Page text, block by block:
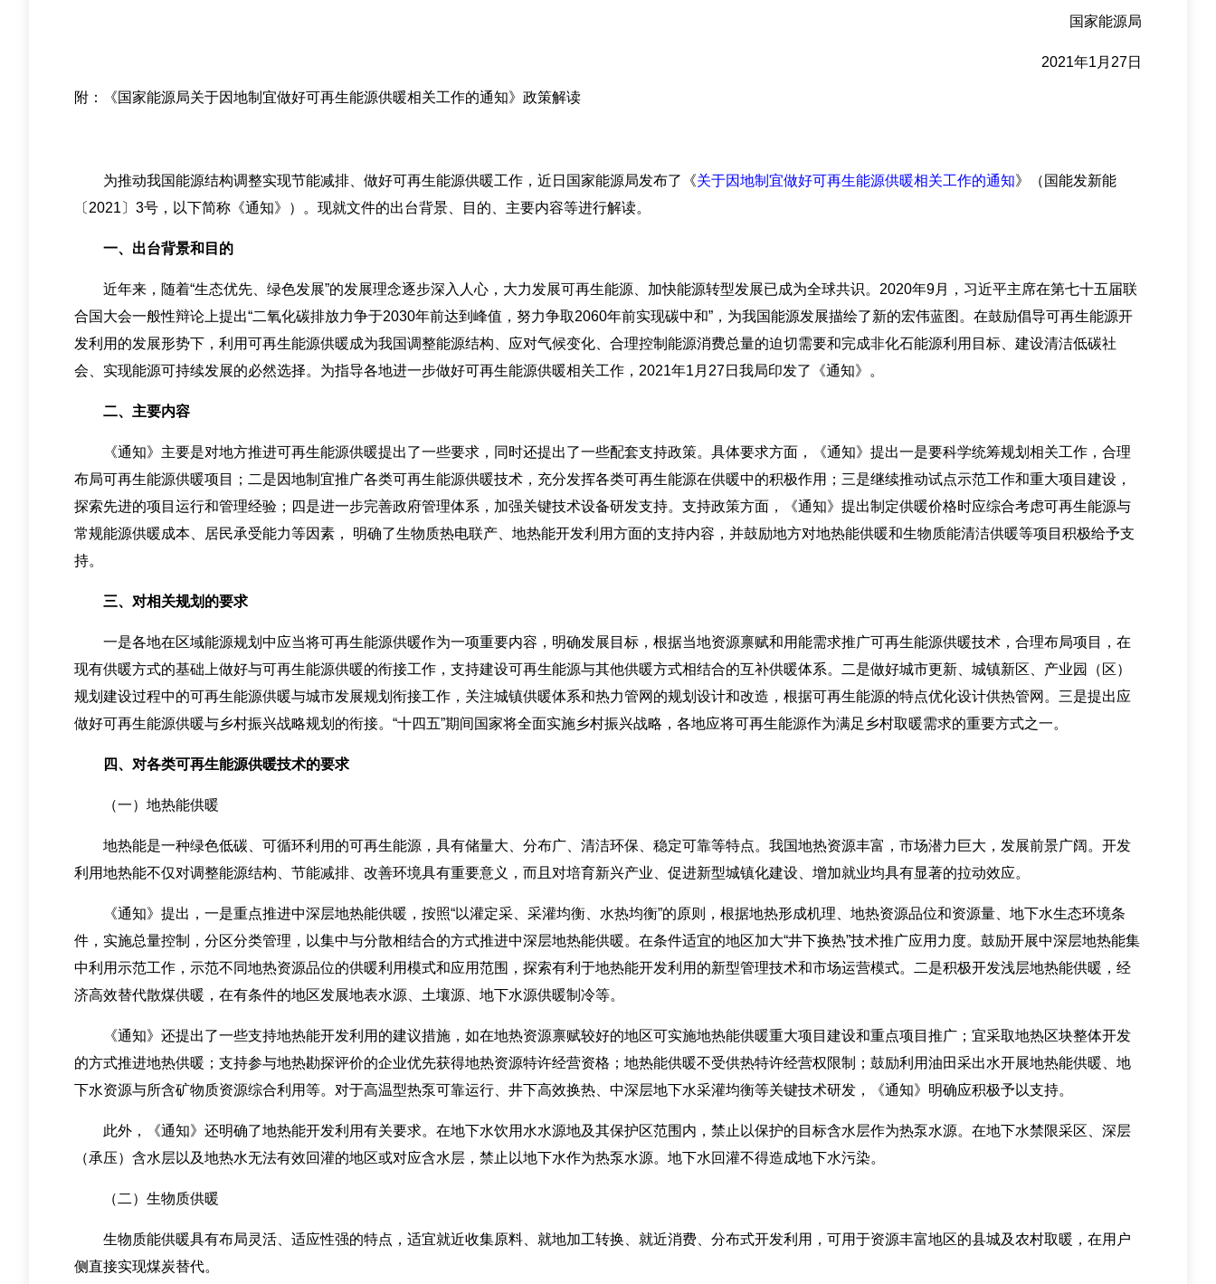
国家能源局
2021年1月27日
附：《国家能源局关于因地制宜做好可再生能源供暖相关工作的通知》政策解读
为推动我国能源结构调整实现节能减排、做好可再生能源供暖工作，近日国家能源局发布了《关于因地制宜做好可再生能源供暖相关工作的通知》（国能发新能
〔2021〕3号，以下简称《通知》）。现就文件的出台背景、目的、主要内容等进行解读。
一、出台背景和目的
近年来，随着“生态优先、绿色发展”的发展理念逐步深入人心，大力发展可再生能源、加快能源转型发展已成为全球共识。2020年9月，习近平主席在第七十五届联
合国大会一般性辩论上提出“二氧化碳排放力争于2030年前达到峰值，努力争取2060年前实现碳中和”，为我国能源发展描绘了新的宏伟蓝图。在鼓励倡导可再生能源开
发利用的发展形势下，利用可再生能源供暖成为我国调整能源结构、应对气候变化、合理控制能源消费总量的迫切需要和完成非化石能源利用目标、建设清洁低碳社
会、实现能源可持续发展的必然选择。为指导各地进一步做好可再生能源供暖相关工作，2021年1月27日我局印发了《通知》。
二、主要内容
《通知》主要是对地方推进可再生能源供暖提出了一些要求，同时还提出了一些配套支持政策。具体要求方面，《通知》提出一是要科学统筹规划相关工作，合理
布局可再生能源供暖项目；二是因地制宜推广各类可再生能源供暖技术，充分发挥各类可再生能源在供暖中的积极作用；三是继续推动试点示范工作和重大项目建设，
探索先进的项目运行和管理经验；四是进一步完善政府管理体系，加强关键技术设备研发支持。支持政策方面，《通知》提出制定供暖价格时应综合考虑可再生能源与
常规能源供暖成本、居民承受能力等因素， 明确了生物质热电联产、地热能开发利用方面的支持内容，并鼓励地方对地热能供暖和生物质能清洁供暖等项目积极给予支
持。
三、对相关规划的要求
一是各地在区域能源规划中应当将可再生能源供暖作为一项重要内容，明确发展目标，根据当地资源禀赋和用能需求推广可再生能源供暖技术，合理布局项目，在
现有供暖方式的基础上做好与可再生能源供暖的衔接工作，支持建设可再生能源与其他供暖方式相结合的互补供暖体系。二是做好城市更新、城镇新区、产业园（区）
规划建设过程中的可再生能源供暖与城市发展规划衔接工作，关注城镇供暖体系和热力管网的规划设计和改造，根据可再生能源的特点优化设计供热管网。三是提出应
做好可再生能源供暖与乡村振兴战略规划的衔接。“十四五”期间国家将全面实施乡村振兴战略，各地应将可再生能源作为满足乡村取暖需求的重要方式之一。
四、对各类可再生能源供暖技术的要求
（一）地热能供暖
地热能是一种绿色低碳、可循环利用的可再生能源，具有储量大、分布广、清洁环保、稳定可靠等特点。我国地热资源丰富，市场潜力巨大，发展前景广阔。开发
利用地热能不仅对调整能源结构、节能减排、改善环境具有重要意义，而且对培育新兴产业、促进新型城镇化建设、增加就业均具有显著的拉动效应。
《通知》提出，一是重点推进中深层地热能供暖，按照“以灌定采、采灌均衡、水热均衡”的原则，根据地热形成机理、地热资源品位和资源量、地下水生态环境条
件，实施总量控制，分区分类管理，以集中与分散相结合的方式推进中深层地热能供暖。在条件适宜的地区加大“井下换热”技术推广应用力度。鼓励开展中深层地热能集
中利用示范工作，示范不同地热资源品位的供暖利用模式和应用范围，探索有利于地热能开发利用的新型管理技术和市场运营模式。二是积极开发浅层地热能供暖，经
济高效替代散煤供暖，在有条件的地区发展地表水源、土壤源、地下水源供暖制冷等。
《通知》还提出了一些支持地热能开发利用的建议措施，如在地热资源禀赋较好的地区可实施地热能供暖重大项目建设和重点项目推广；宜采取地热区块整体开发
的方式推进地热供暖；支持参与地热勘探评价的企业优先获得地热资源特许经营资格；地热能供暖不受供热特许经营权限制；鼓励利用油田采出水开展地热能供暖、地
下水资源与所含矿物质资源综合利用等。对于高温型热泵可靠运行、井下高效换热、中深层地下水采灌均衡等关键技术研发，《通知》明确应积极予以支持。
此外，《通知》还明确了地热能开发利用有关要求。在地下水饮用水水源地及其保护区范围内，禁止以保护的目标含水层作为热泵水源。在地下水禁限采区、深层
（承压）含水层以及地热水无法有效回灌的地区或对应含水层，禁止以地下水作为热泵水源。地下水回灌不得造成地下水污染。
（二）生物质供暖
生物质能供暖具有布局灵活、适应性强的特点，适宜就近收集原料、就地加工转换、就近消费、分布式开发利用，可用于资源丰富地区的县城及农村取暖，在用户
侧直接实现煤炭替代。